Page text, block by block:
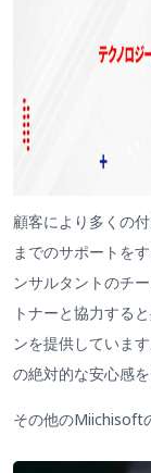
顧客により多くの
までのサポートを
ンサルタントのチ
トナーと協力する
ンを提供していま
の絶対的な安心感
その他のMiichisoft